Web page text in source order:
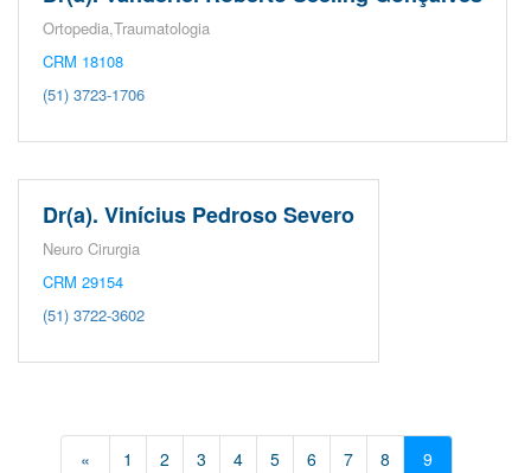
Ortopedia,Traumatologia
CRM 18108
(51) 3723-1706
Dr(a). Vinícius Pedroso Severo
Neuro Cirurgia
CRM 29154
(51) 3722-3602
« 1 2 3 4 5 6 7 8 9